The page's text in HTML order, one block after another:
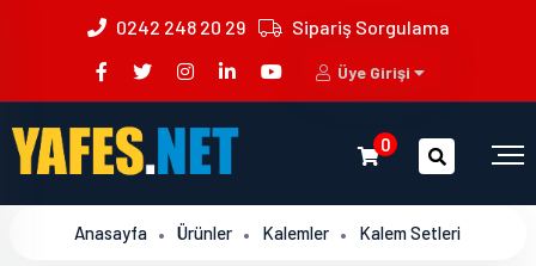
0242 248 20 29 Sipariş Sorgulama
Üye Girişi
0
Anasayfa Ürünler Kalemler Kalem Setleri